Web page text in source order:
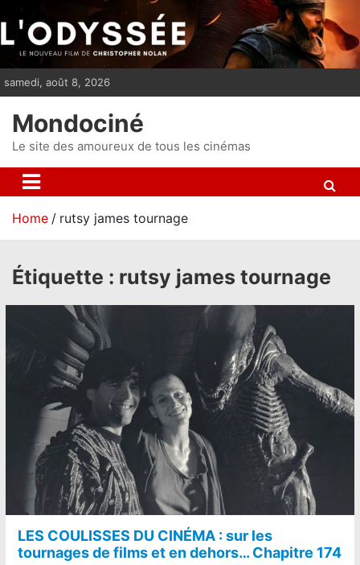
i
p
n
t
samedi, août 8, 2026
Mondociné
Le site des amoureux de tous les cinémas
Home rutsy james tournage
Étiquette : rutsy james tournage
LES COULISSES DU CINÉMA : sur les
tournages de films et en dehors… Chapitre 174